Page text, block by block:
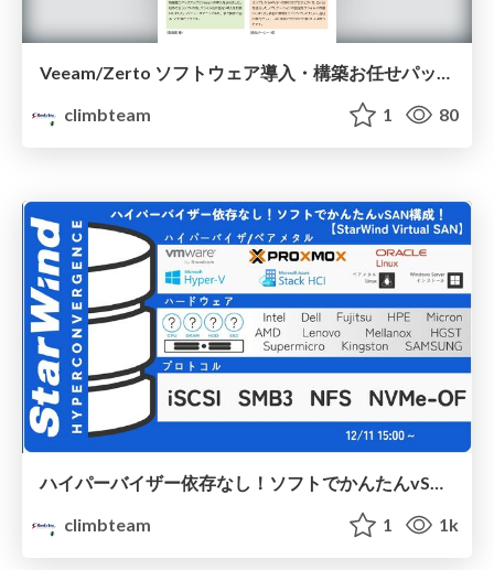
Veeam/Zerto ソフトウェア導入・構築お任せパック Byクライム
climbteam
1 80
ハイパーバイザー依存なし！ソフトでかんたんvSAN構成！【StarWind Virtual SAN】
climbteam
1 1k